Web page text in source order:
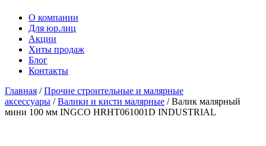
О компании
Для юр.лиц
Акции
Хиты продаж
Блог
Контакты
Главная /Прочие строительные и малярные
аксессуары /Валики и кисти малярные / Валик малярный
мини 100 мм INGCO HRHT061001D INDUSTRIAL